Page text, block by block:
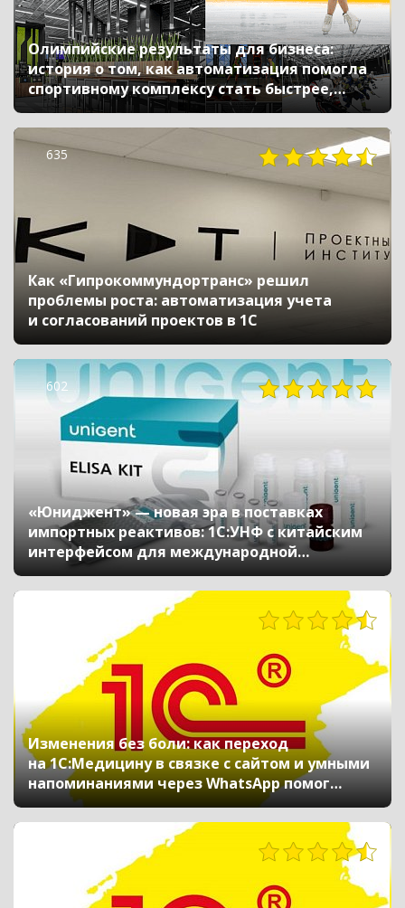
Олимпийские результаты для бизнеса:
история о том, как автоматизация помогла
спортивному комплексу стать быстрее,
выше и сильнее
635
Как «Гипрокоммундортранс» решил
проблемы роста: автоматизация учета
и согласований проектов в 1С
602
«Юниджент» — новая эра в поставках
импортных реактивов: 1С:УНФ с китайским
интерфейсом для международной
автоматизации
Изменения без боли: как переход
на 1С:Медицину в связке с сайтом и умными
напоминаниями через WhatsApp помог
клинике «Авиценна» измениться